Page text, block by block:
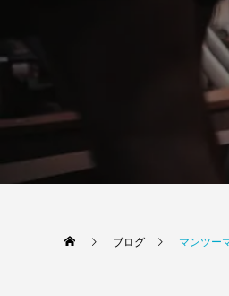
ブログ マンツー